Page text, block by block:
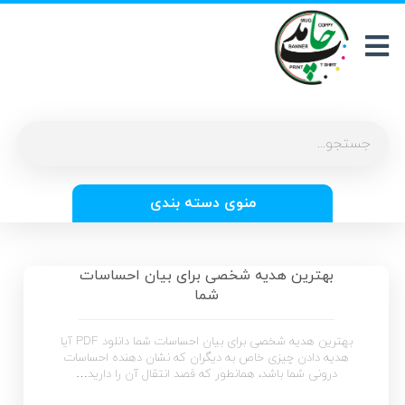
منوی دسته بندی
بهترین هدیه شخصی برای بیان احساسات
شما
بهترین هدیه شخصی برای بیان احساسات شما دانلود PDF آیا
هدیه دادن چیزی خاص به دیگران که نشان دهنده احساسات
درونی شما باشد، همانطور که قصد انتقال آن را دارید…